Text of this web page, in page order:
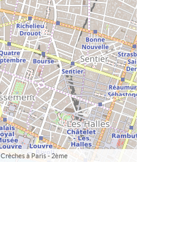
Crèches à Paris - 2ème